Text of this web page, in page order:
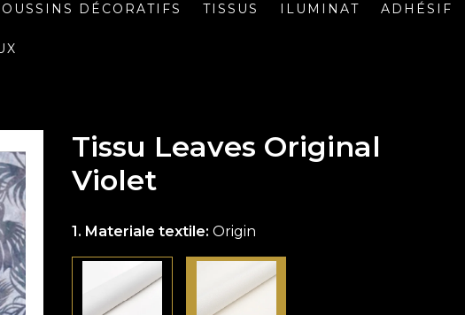
DÉCORATIFS TISSUS ILUMINAT ADHÉSIF
Tissu Leaves Original
Violet
Materiale textile:Origin